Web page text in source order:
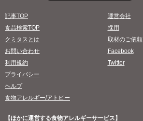
記事TOP
食品検索TOP
クミタスとは
お問い合わせ
利用規約
プライバシー
ヘルプ
食物アレルギー/アトピー
運営会社
採用
取材のご依頼
Facebook
Twitter
【ほかに運営する食物アレルギーサービス】